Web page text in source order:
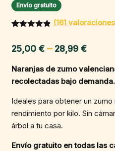
Envío gratuito
de 5 en
base a
s de
clientes
(161
25,00 € – 28,99 €Price
Naranjas de zumo
recolectadas bajo demanda.
Ideales para obtener un
rendimiento por kilo. Sin
árbol a tu casa.
Envío gratuito en todas las